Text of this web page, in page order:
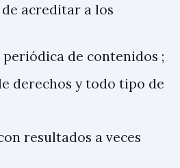
acreditar a los
de contenidos ;
derechos y todo tipo de
resultados a veces